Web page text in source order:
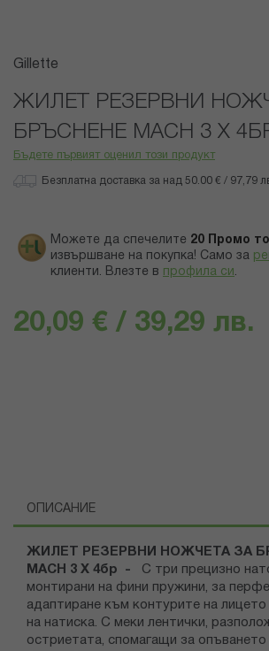
Преминете
началото
галерия
със
Gillette
ЖИЛЕТ РЕЗЕРВНИ
БРЪСНЕНЕ MACH 3 X
Бъдете първият оценил този продукт
Безплатна доставка за над 50.00 € / 97,79
Можете да спечелите 20 Промо
извършване на покупка! Само за
клиенти. Влезте в профила си .
20,09 € / 39,29 лв.
ОПИСАНИЕ
ЖИЛЕТ РЕЗЕРВНИ НОЖЧЕТА ЗА
MACH 3 X 4бр - С три прецизно
монтирани на фини пружини, за
адаптиране към контурите на лицето
на натиска. С меки лентички,
остриетата, спомагащи за